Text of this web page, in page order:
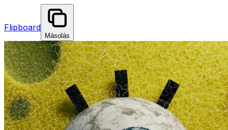
Flipboard
Másolás